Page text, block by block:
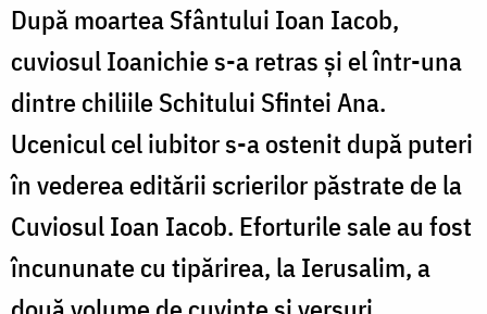
După moartea Sfântului Ioan Iacob,
cuviosul Ioanichie s-a retras şi el într-una
dintre chiliile Schitului Sfintei Ana.
Ucenicul cel iubitor s-a ostenit după puteri
în vederea editării scrierilor păstrate de la
Cuviosul Ioan Iacob. Eforturile sale au fost
încununate cu tipărirea, la Ierusalim, a